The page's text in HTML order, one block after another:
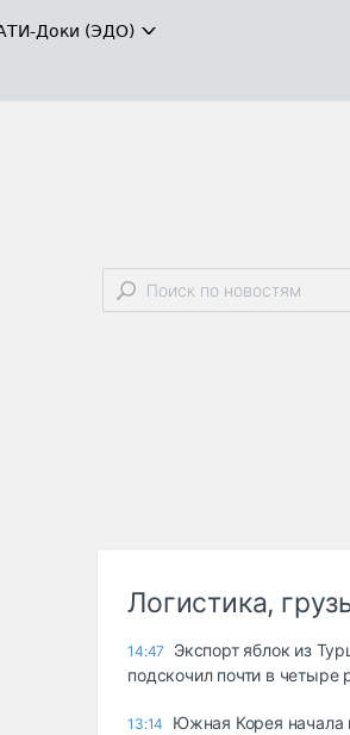
Доки (ЭДО)
Логистика,
14:47
Экспорт яблок из
подскочил почти в четыре
13:14
Южная Корея начала